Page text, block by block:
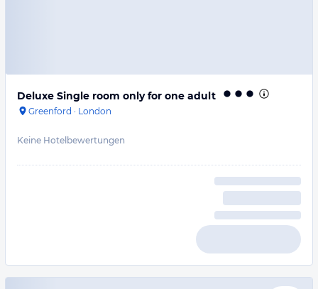
Deluxe Single room only for one adult
Greenford · London
Keine Hotelbewertungen